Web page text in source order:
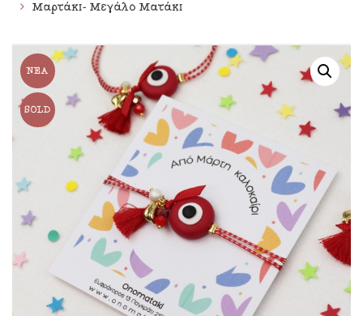
Μαρτάκι- Μεγάλο Ματάκι
ΝΈΑ
SOLD